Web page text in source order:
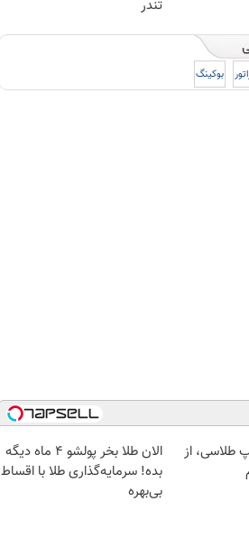
تندر
بوکینگ
از
الان طلا بخر پولشو 4 ماه دیگه
بده! سرمایه‌گذاری طلا با اقساط
بی‌بهره